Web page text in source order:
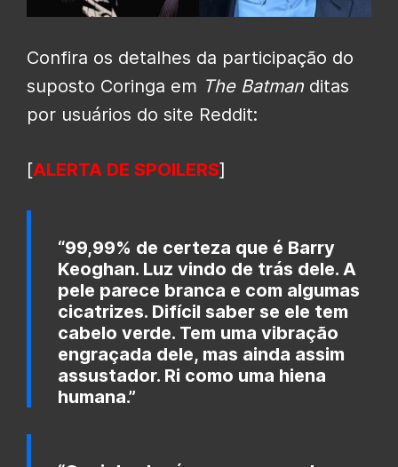
Confira os detalhes da participação do
suposto Coringa em The Batman ditas
por usuários do site Reddit:
[ALERTA DE SPOILERS]
“99,99% de certeza que é Barry
Keoghan. Luz vindo de trás dele. A
pele parece branca e com algumas
cicatrizes. Difícil saber se ele tem
cabelo verde. Tem uma vibração
engraçada dele, mas ainda assim
assustador. Ri como uma hiena
humana.”